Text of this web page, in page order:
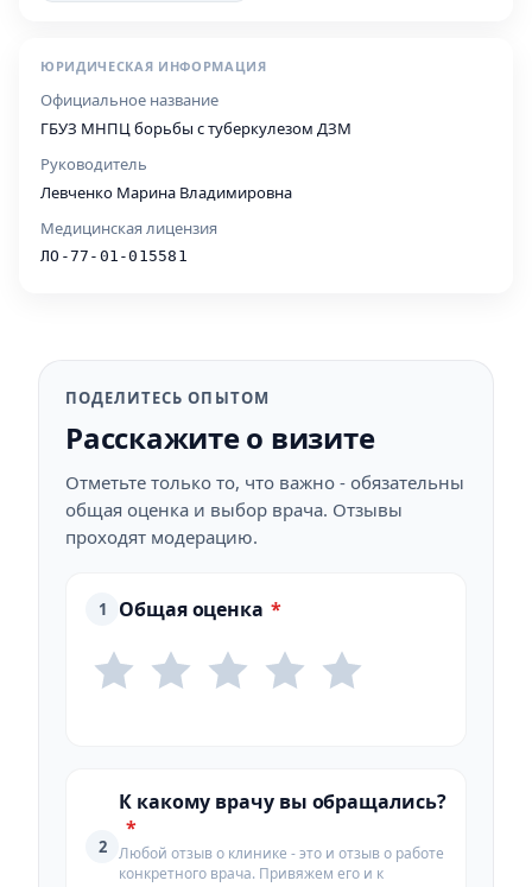
ЮРИДИЧЕСКАЯ ИНФОРМАЦИЯ
Официальное название
ГБУЗ МНПЦ борьбы с туберкулезом ДЗМ
Руководитель
Левченко Марина Владимировна
Медицинская лицензия
ЛО-77-01-015581
ПОДЕЛИТЕСЬ ОПЫТОМ
Расскажите о визите
Отметьте только то, что важно - обязательны
общая оценка и выбор врача. Отзывы
проходят модерацию.
1 Общая оценка *
2
К какому врачу вы обращались?
*
Любой отзыв о клинике - это и отзыв о работе
конкретного врача. Привяжем его и к